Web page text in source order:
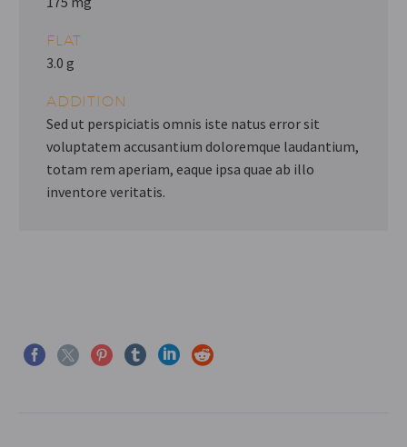
FLAT
3.0 g
ADDITION
Sed ut perspiciatis omnis iste natus error sit
voluptatem accusantium doloremque laudantium,
totam rem aperiam, eaque ipsa quae ab illo
inventore veritatis.